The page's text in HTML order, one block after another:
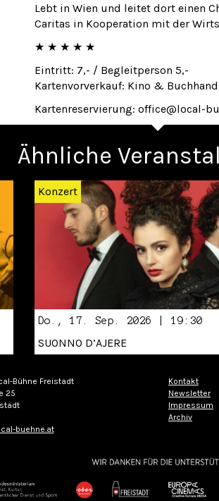
Lebt in Wien und leitet dort einen
Caritas in Kooperation mit der
★ ★ ★ ★ ★
Eintritt: 7,- / Begleitperson 5,-
Kartenvorverkauf: Kino &
Kartenreservierung: office@local-
Ähnliche
Konzert
Do., 17. Sep. 2026 | 19:30
SUONNO D’AJERE
Bühne Freistadt
25
buehne.at
Kontakt
Newsletter
Impressum
Archiv